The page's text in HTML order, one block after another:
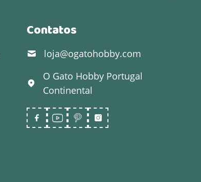
Contatos
loja@ogatohobby.com
O Gato Hobby Portugal
Continental